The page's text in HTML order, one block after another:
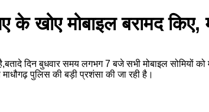
खोए मोबाइल बरामद किए,
दिन बुधवार समय लगभग 7 बजे सभी मोबाइल
पुलिस की बड़ी प्रशंसा की जा रही है।